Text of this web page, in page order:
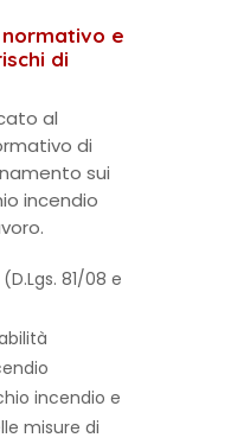
normativo e
di
al
di
sui
incendio
81/08 e
incendio e
misure di